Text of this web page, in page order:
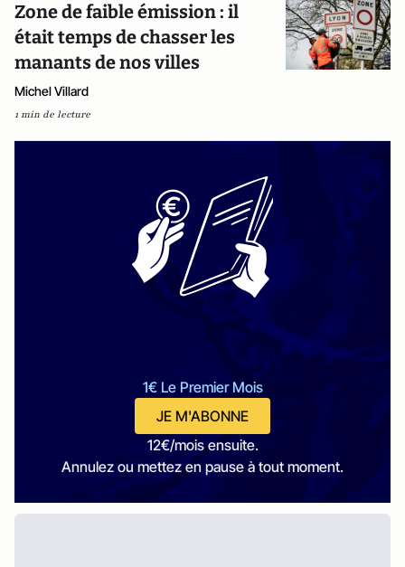
Zone de faible émission : il
était temps de chasser les
manants de nos villes
Michel Villard
1 min de lecture
1€ Le Premier Mois
JE M'ABONNE
12€/mois ensuite.
Annulez ou mettez en pause à tout moment.